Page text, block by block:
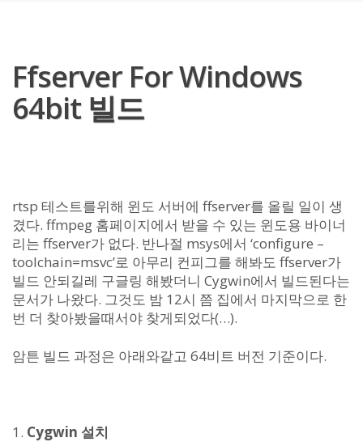
Ffserver For Windows
64bit 빌드
rtsp 테스트를위해 윈도 서버에 ffserver를 올릴 일이 생
겼다. ffmpeg 홈페이지에서 받을 수 있는 윈도용 바이너
리는 ffserver가 없다. 반나절 msys에서 ‘configure –
toolchain=msvc’로 아무리 컨피그를 해봐도 ffserver가
빌드 안되길레 구글링 해봤더니 Cygwin에서 빌드된다는
문서가 나왔다. 그것도 밤 12시 쯤 집에서 마지막으로 한
번 더 찾아봤을때서야 찾게되었다(…).
암튼 빌드 과정은 아래와같고 64비트 버전 기준이다.
1. Cygwin 설치